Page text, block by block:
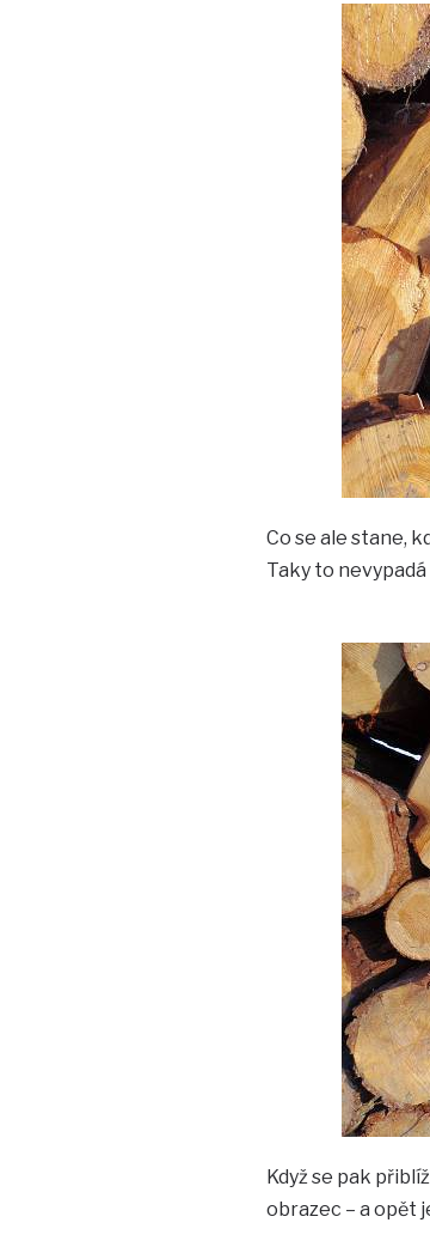
Co se ale stane,
Taky to
Když se pak
obrazec – a opět